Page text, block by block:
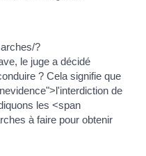
?
le juge a décidé
? Cela signifie que
de
les <span
à faire pour obtenir